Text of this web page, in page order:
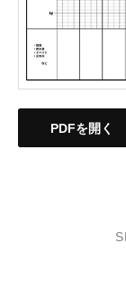
PDFを開く